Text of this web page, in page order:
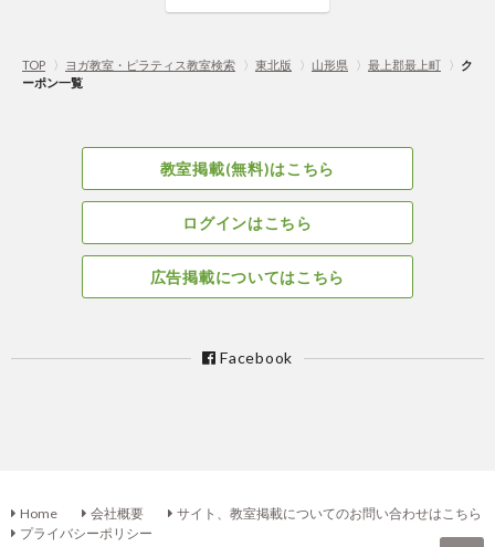
TOP 〉 ヨガ教室・ピラティス教室検索 〉 東北版 〉 山形県 〉 最上郡最上町 〉 ク
ーポン一覧
教室掲載(無料)はこちら
ログインはこちら
広告掲載についてはこちら
Facebook
Home 会社概要
サイト、教室掲載についてのお問い合わせはこちら
プライバシーポリシー